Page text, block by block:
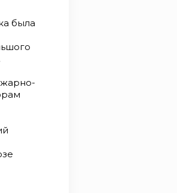
была